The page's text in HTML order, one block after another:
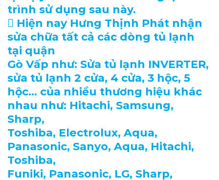
trình sử dụng sau này.
 Hiện nay Hưng Thịnh Phát nhận
sửa chữa tất cả các dòng tủ lạnh
tại quận
Gò Vấp như: Sửa tủ lạnh INVERTER,
sửa tủ lạnh 2 cửa, 4 cửa, 3 hộc, 5
hộc… của nhiều thương hiệu khác
nhau như: Hitachi, Samsung,
Sharp,
Toshiba, Electrolux, Aqua,
Panasonic, Sanyo, Aqua, Hitachi,
Toshiba,
Funiki, Panasonic, LG, Sharp,